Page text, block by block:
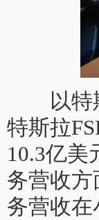
以特斯
特斯拉
10.3亿美
务营收
务营收在